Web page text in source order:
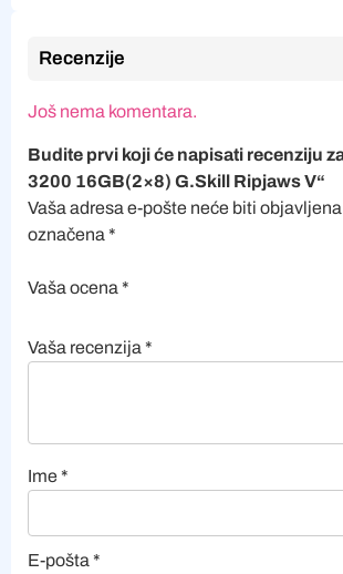
Recenzije
Još nema komentara.
Budite prvi koji će napisati recenziju
3200 16GB(2×8) G.Skill Ripjaws V“
Vaša adresa e-pošte neće biti
označena *
Vaša ocena *
Vaša recenzija *
Ime*
E-pošta *